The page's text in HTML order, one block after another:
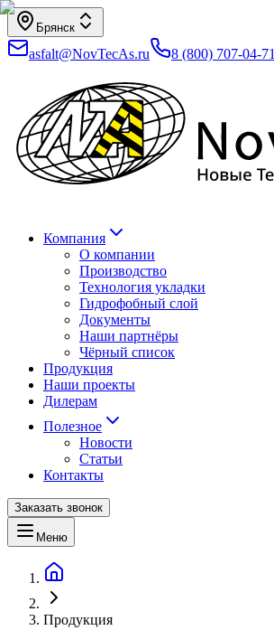
Брянск
asfalt@NovTecAs.ru 8 (800) 707-04-71
Компания
О компании
Производство
Технология укладки
Гидрофобный слой
Документы
Наши партнёры
Чёрный список
Продукция
Наши проекты
Дилерам
Полезное
Новости
Статьи
Контакты
Заказать звонок
Меню
Продукция